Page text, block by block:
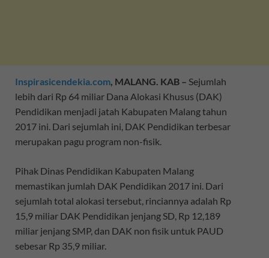
Inspirasicendekia.com, MALANG. KAB – Sejumlah
lebih dari Rp 64 miliar Dana Alokasi Khusus (DAK)
Pendidikan menjadi jatah Kabupaten Malang tahun
2017 ini. Dari sejumlah ini, DAK Pendidikan terbesar
merupakan pagu program non-fisik.
Pihak Dinas Pendidikan Kabupaten Malang
memastikan jumlah DAK Pendidikan 2017 ini. Dari
sejumlah total alokasi tersebut, rinciannya adalah Rp
15,9 miliar DAK Pendidikan jenjang SD, Rp 12,189
miliar jenjang SMP, dan DAK non fisik untuk PAUD
sebesar Rp 35,9 miliar.